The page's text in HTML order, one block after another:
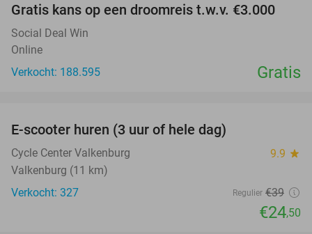
Gratis kans op een droomreis t.w.v. €3.000
Social Deal Win
Online
Verkocht: 188.595
Gratis
E-scooter huren (3 uur of hele dag)
Cycle Center Valkenburg 9.9 star
Valkenburg (11 km)
Verkocht: 327
Regulier €39
€24,50